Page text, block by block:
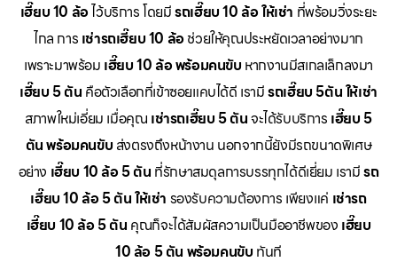
เฮี๊ยบ 10 ล้อไว้บริการ โดยมีรถเฮี๊ยบ 10 ล้อ ให้เช่า ที่พร้อมวิ่งระยะ
ไกล การ เช่ารถเฮี๊ยบ 10 ล้อช่วยให้คุณประหยัดเวลาอย่างมาก
เพราะมาพร้อม เฮี๊ยบ 10 ล้อ พร้อมคนขับ หากงานมีสเกลเล็กลงมา
เฮี๊ยบ 5 ตัน คือตัวเลือกที่เข้าซอยแคบได้ดี เรามีรถเฮี๊ยบ 5ตัน ให้เช่า
สภาพใหม่เอี่ยม เมื่อคุณ เช่ารถเฮี๊ยบ 5 ตันจะได้รับบริการ เฮี๊ยบ 5
ตัน พร้อมคนขับ ส่งตรงถึงหน้างาน นอกจากนี้ยังมีรถขนาดพิเศษ
อย่าง เฮี๊ยบ 10 ล้อ 5 ตัน ที่รักษาสมดุลการบรรทุกได้ดีเยี่ยม เรามีรถ
เฮี๊ยบ 10 ล้อ 5 ตัน ให้เช่า รองรับความต้องการ เพียงแค่ เช่ารถ
เฮี๊ยบ 10 ล้อ 5 ตัน คุณก็จะได้สัมผัสความเป็นมืออาชีพของ เฮี๊ยบ
10 ล้อ 5 ตัน พร้อมคนขับ ทันที